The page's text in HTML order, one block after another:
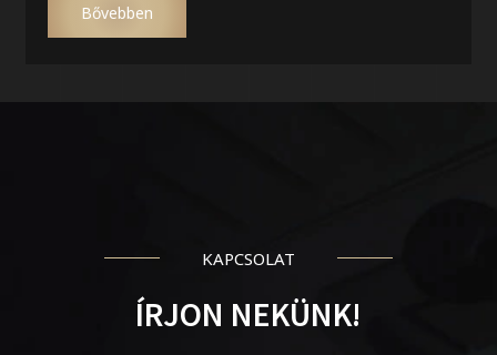
Bővebben
KAPCSOLAT
ÍRJON NEKÜNK!